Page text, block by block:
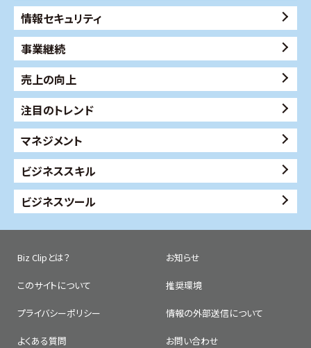
情報セキュリティ
事業継続
売上の向上
注目のトレンド
マネジメント
ビジネススキル
ビジネスツール
Biz Clipとは？ お知らせ
このサイトについて 推奨環境
プライバシーポリシー 情報の外部送信について
よくある質問 お問い合わせ